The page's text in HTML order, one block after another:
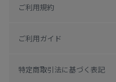
ご利用規約
ご利用ガイド
特定商取引法に基づく表記